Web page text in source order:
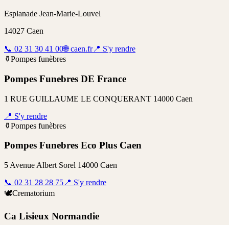
Esplanade Jean-Marie-Louvel
14027 Caen
📞 02 31 30 41 00🌐 caen.fr📍 S'y rendre
⚱️Pompes funèbres
Pompes Funebres DE France
1 RUE GUILLAUME LE CONQUERANT 14000 Caen
📍 S'y rendre
⚱️Pompes funèbres
Pompes Funebres Eco Plus Caen
5 Avenue Albert Sorel 14000 Caen
📞 02 31 28 28 75 📍 S'y rendre
🕊️Crematorium
Ca Lisieux Normandie